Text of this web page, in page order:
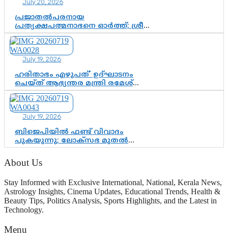
ശ്രദ്ധാകേന്ദ്രമായി മൂന്ന് വയസ്സുകാരൻ
ചുണക്കുട്ടൻ
July 20, 2026
പ്രജാതൽപരനായ
പ്രത്യക്ഷപത്മനാഭനെ ഓർത്ത്; ശ്രീ
ചിത്തിര തിരുനാൾ മഹാരാജാവിന്റെ
35-ാം നാടുനീങ്ങൽ ദിനം ഇന്ന്
July 19, 2026
ഹരിതാഭം എഴുപത്’ ഉദ്ഘാടനം
ചെയ്ത് ആഭ്യന്തര മന്ത്രി രമേശ്
ചെന്നിത്തല; ആർ. ഹരികുമാറിന്റെ
സപ്തതി ആഘോഷങ്ങൾക്ക്
പ്രൗഢമായ തുടക്കം
July 19, 2026
ബിജെപിയിൽ ഫണ്ട് വിവാദം
പുകയുന്നു; ലോക്സഭ മുതൽ
നിയമസഭ വരെ 140 മണ്ഡലങ്ങളിലെ
ഫണ്ട് വിനിയോഗം
പരിശോധിക്കുമോ? കേന്ദ്രത്തിനും
ഘടകത്തോട് അതൃപ്തി
About Us
Stay Informed with Exclusive International, National, Kerala News,
Astrology Insights, Cinema Updates, Educational Trends, Health &
Beauty Tips, Politics Analysis, Sports Highlights, and the Latest in
Technology.
Menu